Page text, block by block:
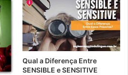
Qual a Diferença Entre
SENSIBLE e SENSITIVE